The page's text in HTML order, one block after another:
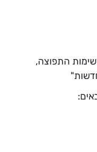
התפוצה,